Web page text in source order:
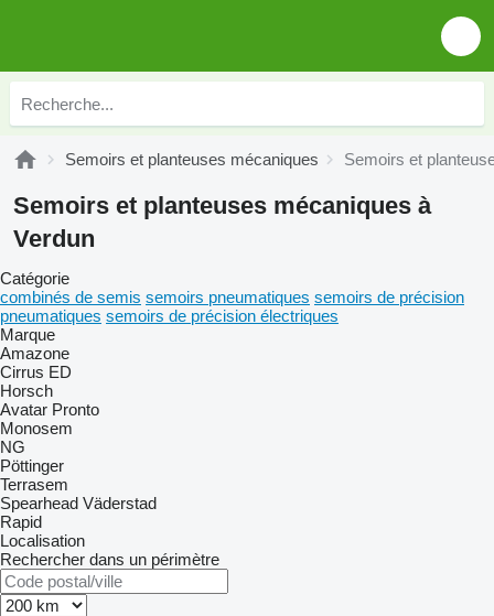
Semoirs et planteuses mécaniques Semoirs et
Semoirs et planteuses mécaniques à
Verdun
Catégorie
combinés de semis semoirs pneumatiques semoirs de précision
pneumatiques semoirs de précision électriques
Marque
Amazone
Cirrus ED
Horsch
Avatar Pronto
Monosem
NG
Pöttinger
Terrasem
Spearhead Väderstad
Rapid
Localisation
Rechercher dans un périmètre